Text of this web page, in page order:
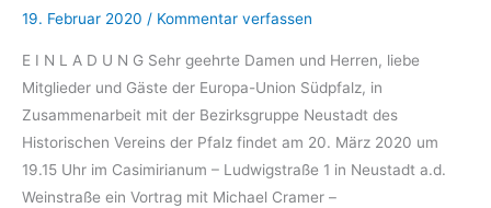
die
Pandemie
–
Lehren
aus
der
Krise“
19. Februar 2020 / Kommentar verfassen
E I N L A D U N G Sehr geehrte Damen und Herren, liebe
Mitglieder und Gäste der Europa-Union Südpfalz, in
Zusammenarbeit mit der Bezirksgruppe Neustadt des
Historischen Vereins der Pfalz findet am 20. März 2020 um
19.15 Uhr im Casimirianum – Ludwigstraße 1 in Neustadt a.d.
Weinstraße ein Vortrag mit Michael Cramer –